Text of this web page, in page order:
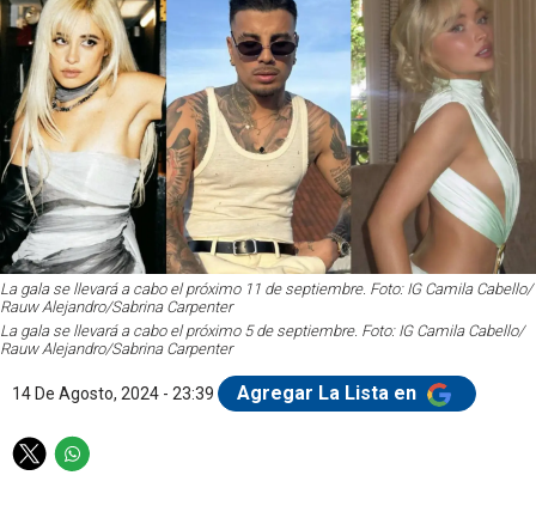
La gala se llevará a cabo el próximo 11 de septiembre. Foto: IG Camila Cabello/
Rauw Alejandro/Sabrina Carpenter
La gala se llevará a cabo el próximo 5 de septiembre. Foto: IG Camila Cabello/
Rauw Alejandro/Sabrina Carpenter
14 De Agosto, 2024 - 23:39 Agregar La Lista en
T
W